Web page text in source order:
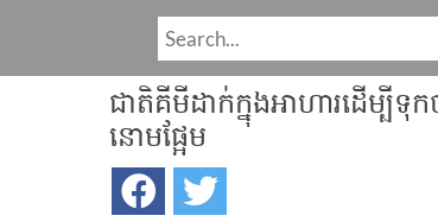
ជាតិ​គីមី​ដាក់​ក្នុង​អាហារ​ដើម្បី​ទុ
នោមផ្អែម